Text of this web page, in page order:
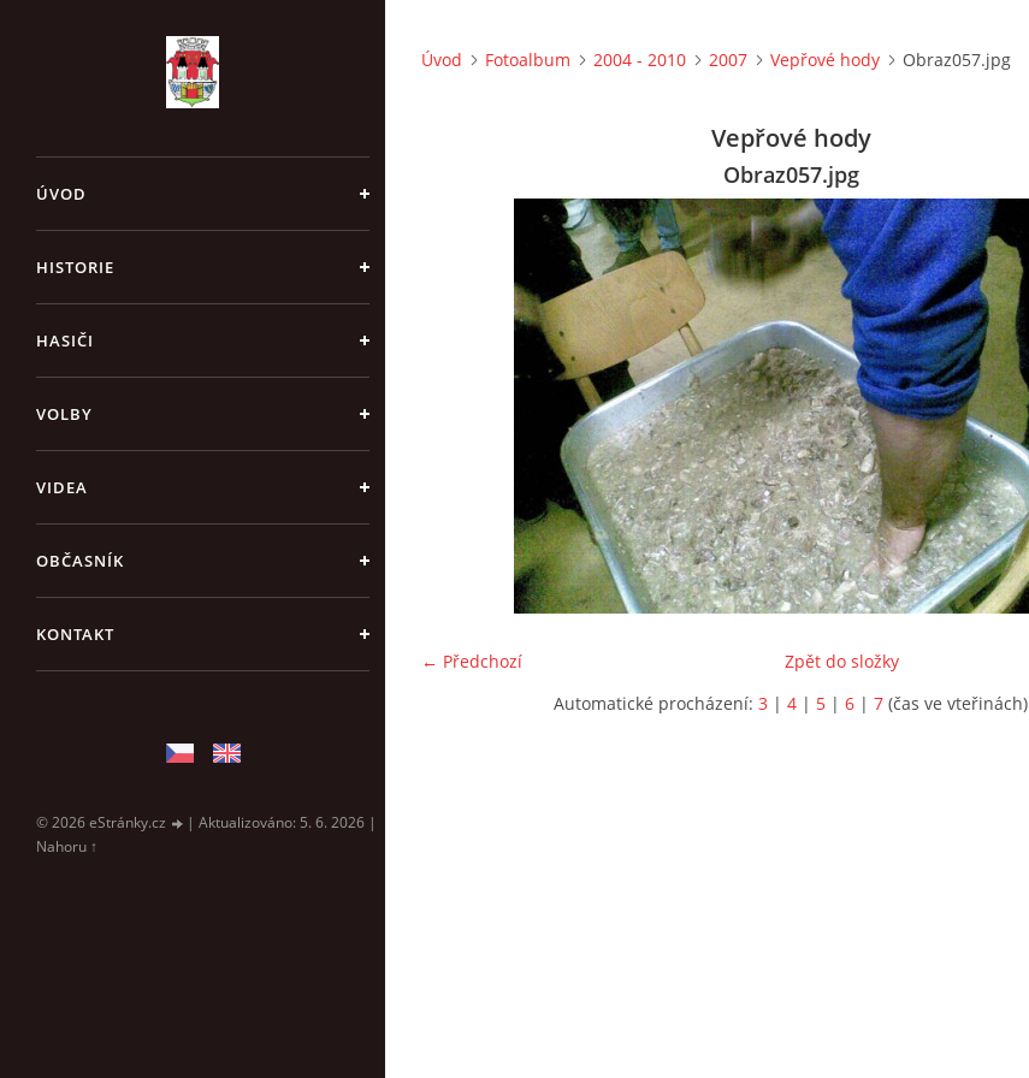
ÚVOD
HISTORIE
HASIČI
VOLBY
VIDEA
OBČASNÍK
KONTAKT
© 2026 eStránky.cz | Aktualizováno: 5. 6. 2026 |
Nahoru ↑
Úvod Fotoalbum 2004 - 2010 2007 Vepřové hody Obraz057.jpg
Vepřové hody
Obraz057.jpg
← Předchozí
Zpět do složky
Automatické procházení: 3 | 4 | 5 | 6 | 7 (čas ve vteřinách)